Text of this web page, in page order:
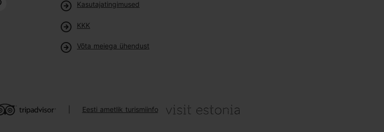
Kasutajatingimused
KKK
Võta meiega ühendust
Eesti ametlik turismiinfo